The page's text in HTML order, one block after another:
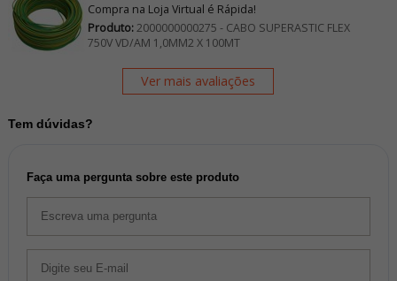
Compra na Loja Virtual é Rápida!
Produto:2000000000275 - CABO SUPERASTIC FLEX
750V VD/AM 1,0MM2 X 100MT
Ver mais avaliações
Tem dúvidas?
Faça uma pergunta sobre este produto